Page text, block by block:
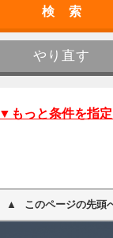
▼もっと条件を指
このページの先頭